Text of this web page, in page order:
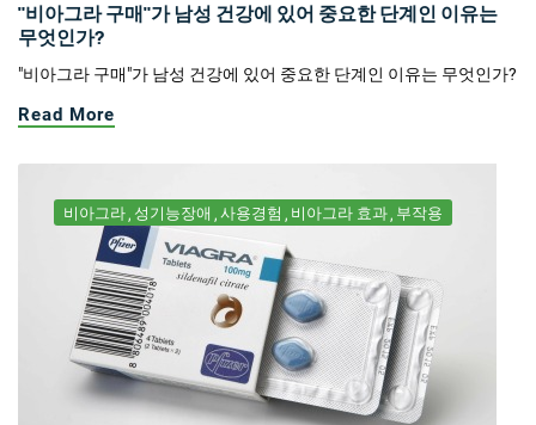
"비아그라 구매"가 남성 건강에 있어 중요한 단계인 이유는
무엇인가?
"비아그라 구매"가 남성 건강에 있어 중요한 단계인 이유는 무엇인가?
Read More
비아그라 성기능장애 사용경험 비아그라 효과 부작용